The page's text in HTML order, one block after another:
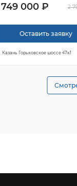
000 ₽ 2
Оставить заявку
Казань Горьковское шоссе 47к1